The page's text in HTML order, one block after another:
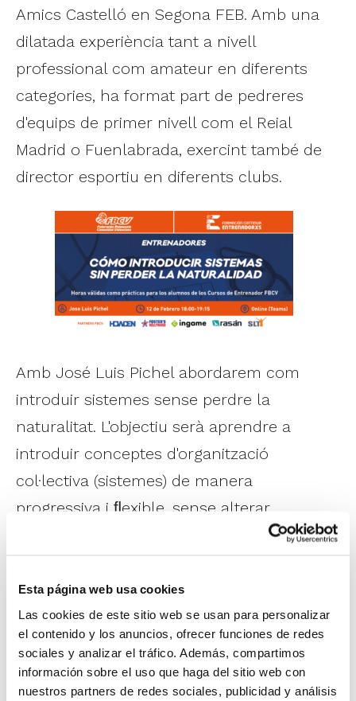
Esta página web usa cookies
Las cookies de este sitio web se usan para personalizar
el contenido y los anuncios, ofrecer funciones de redes
sociales y analizar el tráfico. Además, compartimos
información sobre el uso que haga del sitio web con
nuestros partners de redes sociales, publicidad y análisis
Amics Castelló en Segona FEB. Amb una
dilatada experiència tant a nivell
professional com amateur en diferents
categories, ha format part de pedreres
d'equips de primer nivell com el Reial
Madrid o Fuenlabrada, exercint també de
director esportiu en diferents clubs.
Amb José Luis Pichel abordarem com
introduir sistemes sense perdre la
naturalitat. L'objectiu serà aprendre a
introduir conceptes d'organització
col·lectiva (sistemes) de manera
progressiva i ﬂexible, sense alterar
l'espontaneïtat, la presa de decisions ni la
El clínic se celebrarà el 12 de febrer a les
18.00 h. Serà el primer dels cinc que
tindrem entre els mesos de febrer i març: